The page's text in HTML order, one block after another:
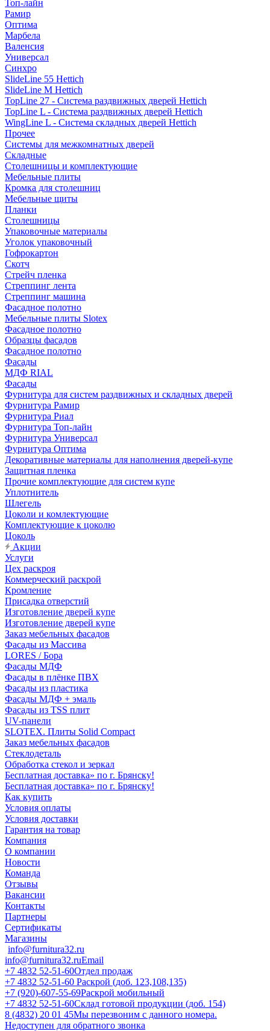
Топ-лайн
Рамир
Оптима
Марбела
Валенсия
Универсал
Синхро
SlideLine 55 Hettich
SlideLine M Hettich
TopLine 27 - Система раздвижных дверей Hettich
TopLine L - Система раздвижных дверей Hettich
WingLine L - Система складных дверей Hettich
Прочее
Системы для межкомнатных дверей
Складные
Столешницы и комплектующие
Мебельные плиты
Кромка для столешниц
Мебельные щиты
Планки
Столешницы
Упаковочные материалы
Уголок упаковочный
Гофрокартон
Скотч
Стрейч пленка
Стреппинг лента
Стреппинг машина
Фасадное полотно
Мебельные плиты Slotex
Фасадное полотно
Образцы фасадов
Фасадное полотно
Фасады
МДФ RIAL
Фасады
Фурнитура для систем раздвижных и складных дверей
Фурнитура Рамир
Фурнитура Риал
Фурнитура Топ-лайн
Фурнитура Универсал
Фурнитура Оптима
Декоративные материалы для наполнения дверей-купе
Защитная пленка
Прочие комплектующие для систем купе
Уплотнитель
Шлегель
Цоколи и комлектующие
Комплектующие к цоколю
Цоколь
Акции
Услуги
Цех раскроя
Коммерческий раскрой
Кромление
Присадка отверстий
Изготовление дверей купе
Изготовление дверей купе
Заказ мебельных фасадов
Фасады из Массива
LORES / Бора
Фасады МДФ
Фасады в плёнке ПВХ
Фасады из пластика
Фасады МДФ + эмаль
Фасады из TSS плит
UV-панели
SLOTEX. Плиты Solid Compact
Заказ мебельных фасадов
Стеклодеталь
Обработка стекол и зеркал
Бесплатная доставка» по г. Брянску!
Бесплатная доставка» по г. Брянску!
Как купить
Условия оплаты
Условия доставки
Гарантия на товар
Компания
О компании
Новости
Команда
Отзывы
Вакансии
Контакты
Партнеры
Сертификаты
Магазины
info@furnitura32.ru
info@furnitura32.ruEmail
+7 4832 52-51-60Отдел продаж
+7 4832 52-51-60 Раскрой (доб. 123,108,135)
+7 (920)-607-55-69Раскрой мобильный
+7 4832 52-51-60Склад готовой продукции (доб. 154)
8 (4832) 20 01 45Мы перезвоним с данного номера.
Недоступен для обратного звонка